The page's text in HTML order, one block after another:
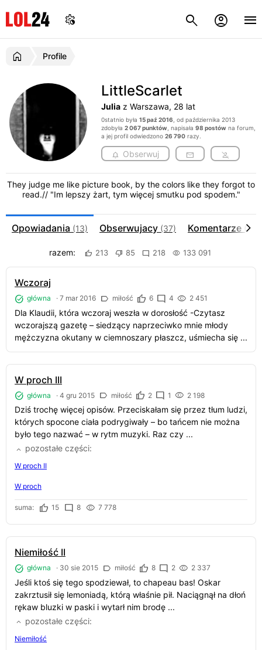
Profile
LittleScarlet
Juliaz Warszawa, 28 lat
0statnio była 15 paź 2016 , od października 2013
zdobyła 2 067 punktów , napisała 98 postów na forum,
a jej profil odwiedzono 26 790razy.
Obserwuj
They judge me like picture book, by the colors like they forgot to
read.// "Im lepszy żart, tym więcej smutku pod spodem."
Opowiadania (13) Obserwujacy (37) Komentarze
razem: 213 85 218 133 091
Wczoraj
główna · 7 mar 2016 miłość 6 4 2 451
Dla Klaudii, która wczoraj weszła w dorosłość -Czytasz
wczorajszą gazetę – siedzący naprzeciwko mnie młody
mężczyzna okutany w ciemnoszary płaszcz, uśmiecha się ...
W proch III
główna · 4 gru 2015 miłość 2 1 2 198
Dziś trochę więcej opisów. Przeciskałam się przez tłum ludzi,
których spocone ciała podrygiwały – bo tańcem nie można
było tego nazwać – w rytm muzyki. Raz czy ...
pozostałe części
W proch II
W proch
suma: 15 8 7 778
Niemiłość II
główna · 30 sie 2015 miłość 8 2 2 337
Jeśli ktoś się tego spodziewał, to chapeau bas! Oskar
zakrztusił się lemoniadą, którą właśnie pił. Naciągnął na dłoń
rękaw bluzki w paski i wytarł nim brodę ...
pozostałe części
Niemiłość